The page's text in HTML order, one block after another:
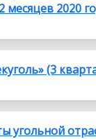
месяцев 2020
(3
угольной